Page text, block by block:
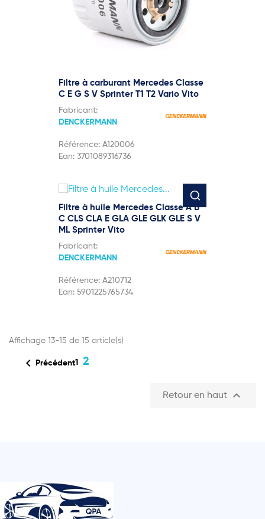
Filtre à carburant Mercedes Classe
C E G S V Sprinter T1 T2 Vario Vito
Fabricant:
DENCKERMANN
Référence: A120006
Ean: 3701089316736
Filtre à huile Mercedes Classe A B
C CLS CLA E GLA GLE GLK GLE S V
ML Sprinter Vito
Fabricant:
DENCKERMANN
Référence: A210712
Ean: 5901225765734
Affichage 13-15 de 15 article(s)
 Précédent1 2
Retour en haut 